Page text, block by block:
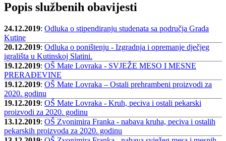
Popis službenih obavijesti
24.12.2019: Odluka o stipendiranju studenata sa područja Grada
Kutine
20.12.2019: Odluka o poništenju - Izgradnja i opremanje dječjeg
igrališta u Kutinskoj Slatini.
19.12.2019: OŠ Mate Lovraka - SVJEŽE MESO I MESNE
PRERAĐEVINE
19.12.2019: OŠ Mate Lovraka – Ostali prehrambeni proizvodi za
2020. godinu
19.12.2019: OŠ Mate Lovraka - Kruh, peciva i ostali pekarski
proizvodi za 2020. godinu
13.12.2019: OŠ Zvonimira Franka - nabava kruha, peciva i ostalih
pekarskih proizvoda za 2020. godinu